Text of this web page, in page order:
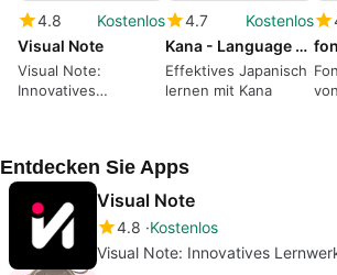
4.8
Kostenlos
Visual Note
Visual Note:
Innovatives
4.7
Kostenlos
Kana - Language Partner
Effektives Japanisch
lernen mit Kana
Entdecken Sie Apps
Visual Note
4.8 Kostenlos
Visual Note: Innovatives